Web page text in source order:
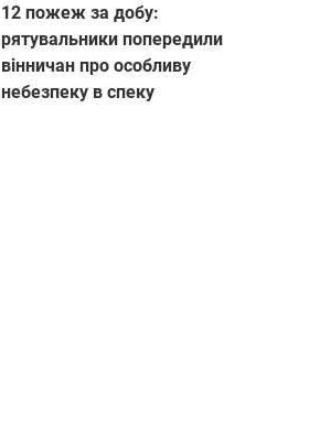
12 пожеж за добу:
рятувальники попередили
вінничан про особливу
небезпеку в спеку